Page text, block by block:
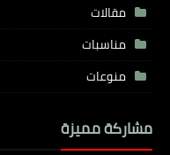
مقالات
مناسبات
منوعات
مشاركة مميزة